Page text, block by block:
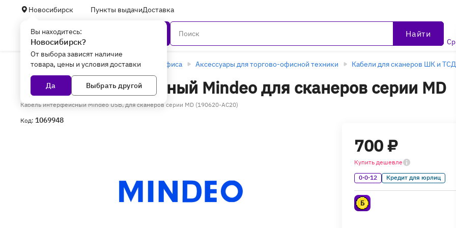
Новосибирск Пункты выдачиДоставка
Вы находитесь:
Новосибирск?
От выбора зависят наличие
товара, цены и условия доставки
Да Выбрать другой
Найти
Главная Оборудование для торговли и офиса Аксессуары для торгово-офисной техники Кабели для сканеров ШК и ТСД
Кабель интерфейсный Mindeo для сканеров серии MD
Кабель интерфейсный Mindeo USB, для сканеров серии MD (190620-AC20)
Код: 1069948
700 ₽
Купить дешевле
0·0·12 Кредит для юрлиц